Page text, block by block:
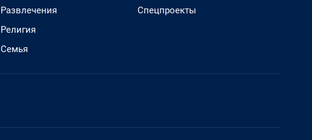
Развлечения
Религия
Семья
Спецпроекты